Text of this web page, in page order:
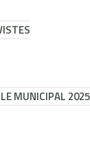
MUNICIPAL 2025